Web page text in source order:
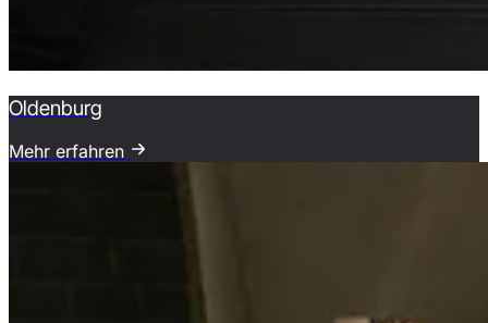
Oldenburg
Mehr erfahren